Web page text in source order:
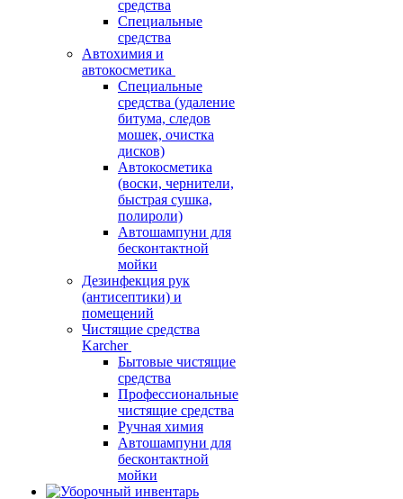
средства
Специальные
средства
Автохимия и
автокосметика
Специальные
средства (удаление
битума, следов
мошек, очистка
дисков)
Автокосметика
(воски, чернители,
быстрая сушка,
полироли)
Автошампуни для
бесконтактной
мойки
Дезинфекция рук
(антисептики) и
помещений
Чистящие средства
Karcher
Бытовые чистящие
средства
Профессиональные
чистящие средства
Ручная химия
Автошампуни для
бесконтактной
мойки